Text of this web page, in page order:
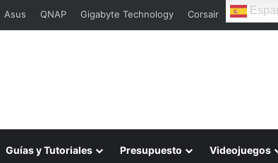
Asus QNAP Gigabyte Technology Corsair
Guías y Tutoriales Presupuesto Videojuegos